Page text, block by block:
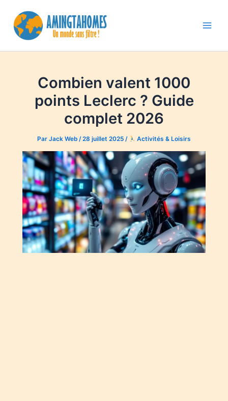
contenu
Combien valent 1000
points Leclerc ? Guide
complet 2026
Par Jack Web /28 juillet 2025 / Activités & Loisirs